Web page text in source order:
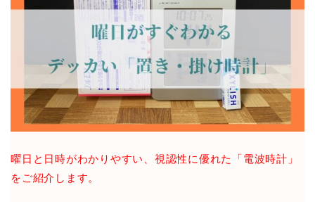
曜日と日時がわかりやすい、視認性に優れた「電波時計」
をご紹介します。